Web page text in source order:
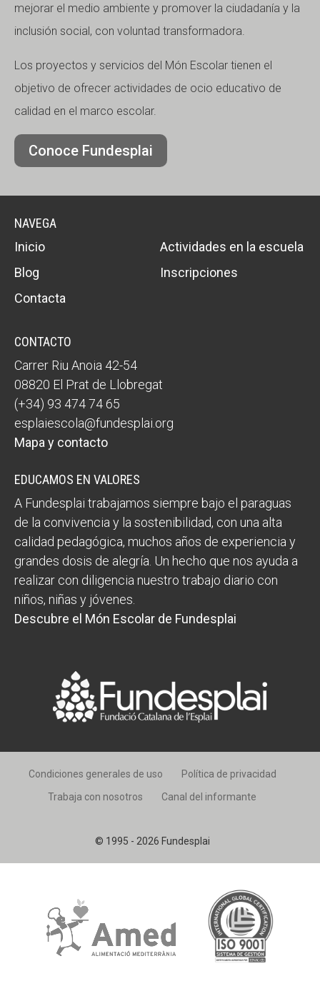
mejorar el medio ambiente y promover la ciudadanía y la
inclusión social, con voluntad transformadora.
Los proyectos y servicios del Món Escolar tienen el
objetivo de ofrecer actividades de ocio educativo de
calidad en el marco escolar.
Conoce Fundesplai
NAVEGA
Inicio
Actividades en la escuela
Blog
Inscripciones
Contacta
CONTACTO
Carrer Riu Anoia 42-54
08820 El Prat de Llobregat
(+34) 93 474 74 65
esplaiescola@fundesplai.org
Mapa y contacto
EDUCAMOS EN VALORES
A Fundesplai trabajamos siempre bajo el paraguas
de la convivencia y la sostenibilidad, con una alta
calidad pedagógica, muchos años de experiencia y
grandes dosis de alegría. Un hecho que nos ayuda a
realizar con diligencia nuestro trabajo diario con
niños, niñas y jóvenes.
Descubre el Món Escolar de Fundesplai
© 1995 - 2026 Fundesplai
Condiciones generales de uso
Política de privacidad
Trabaja con nosotros
Canal del informante